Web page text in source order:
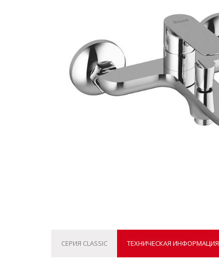
СЕРИЯ CLASSIC ТЕХНИЧЕСКАЯ ИНФОРМАЦИЯ